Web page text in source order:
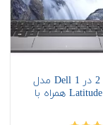
تبلت 2 در 1 Dell مدل
Latitude 7210 همراه با